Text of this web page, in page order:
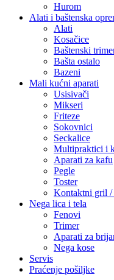
Hurom
Alati i baštenska
Alati
Kosačice
Baštenski
Bašta ostalo
Bazeni
Mali kućni aparati
Usisivači
Mikseri
Friteze
Sokovnici
Seckalice
Multipraktici i
Aparati za kafu
Pegle
Toster
Kontaktni gril /
Nega lica i tela
Fenovi
Trimer
Aparati za
Nega kose
Servis
Praćenje pošiljke